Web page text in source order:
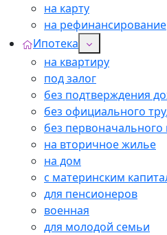
на карту
на рефинансирование
Ипотека
на квартиру
под залог
без подтверждения
без официального
без первоначального
на вторичное жилье
на дом
с материнским
для пенсионеров
военная
для молодой семьи